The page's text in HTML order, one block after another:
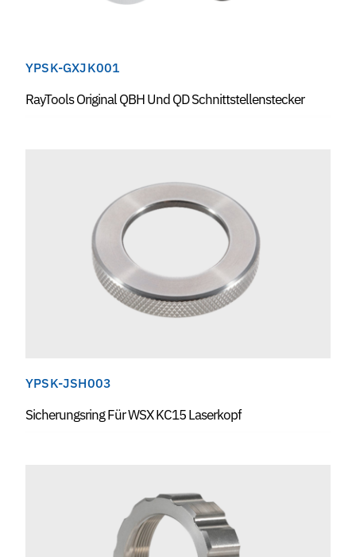
YPSK-GXJK001
RayTools Original QBH Und QD Schnittstellenstecker
YPSK-JSH003
Sicherungsring Für WSX KC15 Laserkopf